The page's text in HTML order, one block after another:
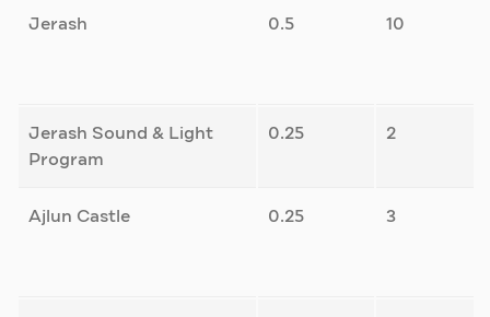
Jerash 0.5 10
Jerash Sound & Light
Program
0.25 2
Ajlun Castle 0.25 3